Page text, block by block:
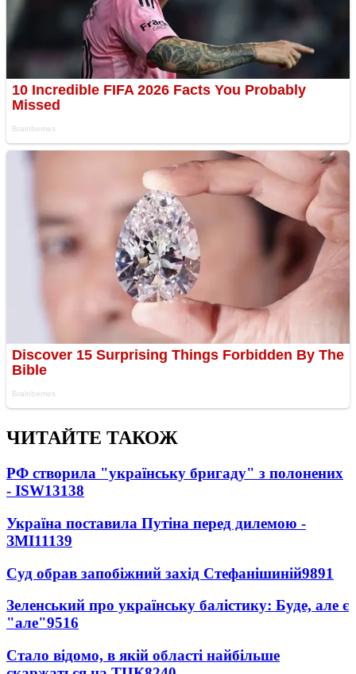
ЧИТАЙТЕ ТАКОЖ
РФ створила "українську бригаду" з полонених
- ISW13138
Україна поставила Путіна перед дилемою -
ЗМІ11139
Суд обрав запобіжний захід Стефанішиній9891
Зеленський про українську балістику: Буде, але є
"але"9516
Стало відомо, в якій області найбільше